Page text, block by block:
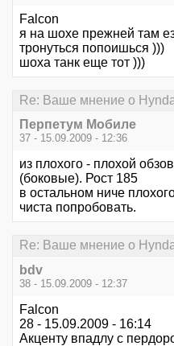
Falcon
я на шохе прежней там
тронуться попоишься )))
шоха танк еще тот )))
Re: Ваше мнение о
Перпетум Мобиле
37 - 15.09.2009 - 12:36
из плохого - плохой
(боковые). Рост 185
в остальном ниче
чиста попробовать.
Re: Ваше мнение о
bdv
38 - 15.09.2009 - 12:37
Falcon
28 - 15.09.2009 - 16:14
Акценту впадлу с